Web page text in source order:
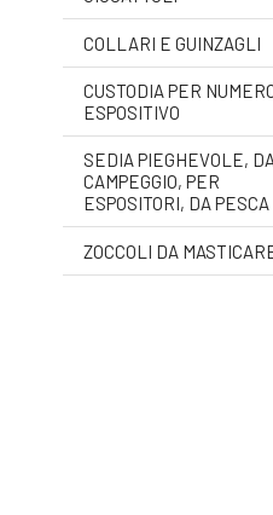
COLLARI E GUINZAGLI
CUSTODIA PER
ESPOSITIVO
SEDIA PIEGHEVOLE,
CAMPEGGIO, PER
ESPOSITORI, DA PESCA
ZOCCOLI DA